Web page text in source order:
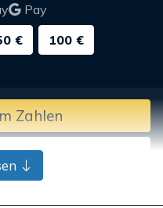
Pay
€ 100 €
Zahlen